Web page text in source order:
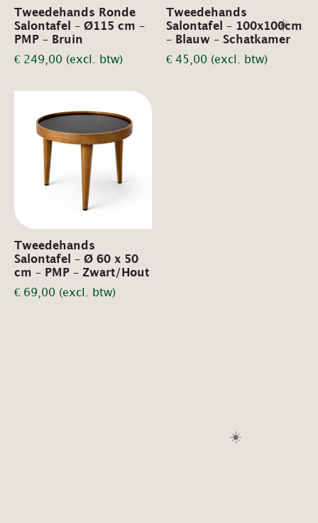
Tweedehands Ronde
Salontafel – Ø115 cm –
PMP – Bruin
€ 249,00 (excl. btw)
Tweedehands
Salontafel – 100x100cm
– Blauw – Schatkamer
€ 45,00 (excl. btw)
Tweedehands
Salontafel – Ø 60 x 50
cm – PMP – Zwart/Hout
€ 69,00 (excl. btw)
☀️
☀️